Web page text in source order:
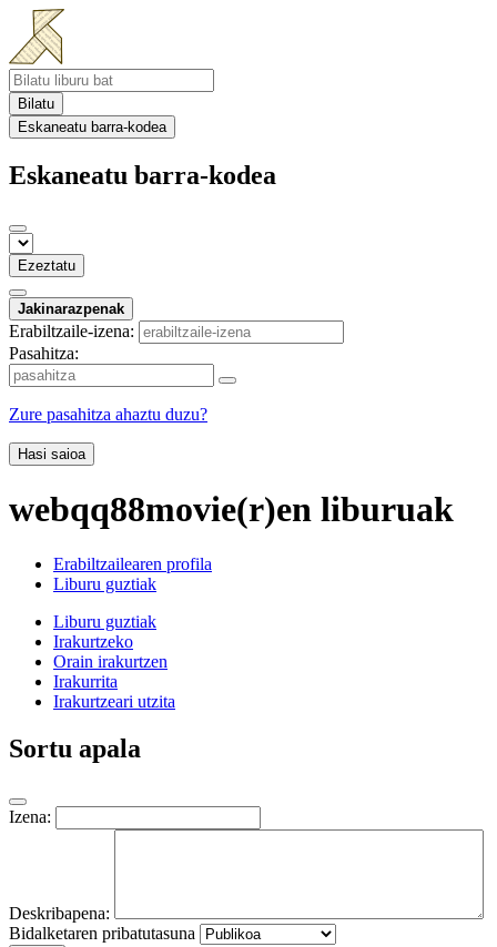
Bilatu
Eskaneatu barra-kodea
Eskaneatu barra-kodea
Ezeztatu
Jakinarazpenak
Erabiltzaile-izena:
Pasahitza:
Zure pasahitza ahaztu duzu?
Hasi saioa
webqq88movie(r)en liburuak
Erabiltzailearen profila
Liburu guztiak
Liburu guztiak
Irakurtzeko
Orain irakurtzen
Irakurrita
Irakurtzeari utzita
Sortu apala
Izena:
Deskribapena:
Bidalketaren pribatutasuna